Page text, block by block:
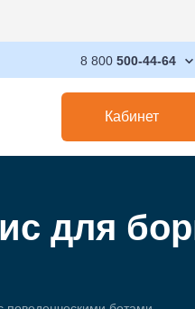
8 800 500-44-64
Кабинет
для